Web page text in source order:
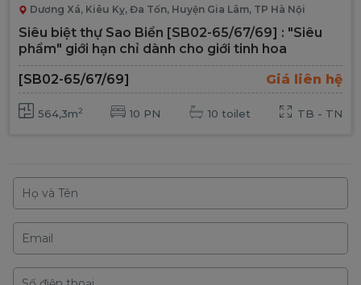
Dương Xá, Kiêu Kỵ, Đa Tốn, Huyện Gia Lâm, TP Hà Nội
Siêu biệt thự Sao Biển [SB02-65/67/69] : "Siêu
phẩm" giới hạn chỉ dành cho giới tinh hoa
[SB02-65/67/69]
Giá liên hệ
564,3m2 10 PN 10 toilet TB - TN